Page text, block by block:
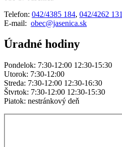
Telefon: 042/4385 184, 042/4262 131
E-mail: obec@jasenica.sk
Úradné hodiny
Pondelok: 7:30-12:00 12:30-15:30
Utorok: 7:30-12:00
Streda: 7:30-12:00 12:30-16:30
Štvrtok: 7:30-12:00 12:30-15:30
Piatok: nestránkový deň